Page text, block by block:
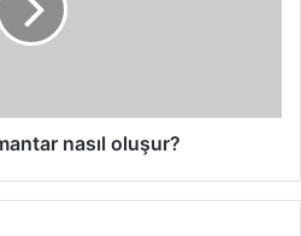
Bunun yanı sıra, bu tarz
da ayakkabılar da tercih
elde edilebilir.
nasıl oluşur?